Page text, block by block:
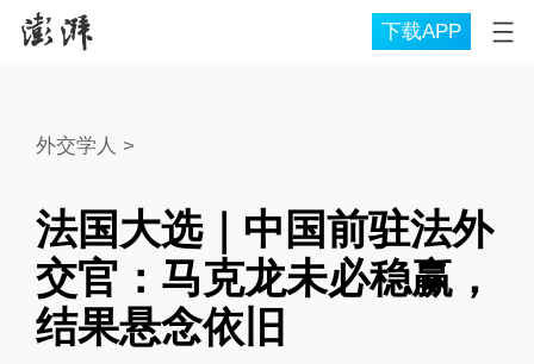
下载APP
外交学人 >
法国大选｜中国前驻法外
交官：马克龙未必稳赢，
结果悬念依旧